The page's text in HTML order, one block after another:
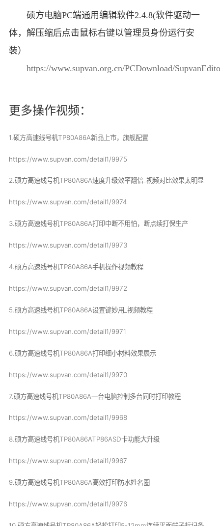
硕方电脑PC端通用编辑软件2.4.8(软件驱动一
体，解压缩后点击鼠标右键以管理员身份运行安
装）
https://www.supvan.org.cn/PCDownload/
更多操作视频：
1.硕方高速线号机TP80A86A新品上市，旗舰配置
https://www.supvan.com/detail1/9975
2.硕方高速线号机TP80A86A速度升级效率翻倍_视频对比效果太明显
https://www.supvan.com/detail1/9974
3.硕方高速线号机TP80A86A打印中断不用怕，断点续打保生产
https://www.supvan.com/detail1/9973
4.硕方高速线号机TP80A86A手机操作视频教程
https://www.supvan.com/detail1/9972
5.硕方高速线号机TP80A86A设置键妙用_视频教程
https://www.supvan.com/detail1/9971
6.硕方高速线号机TP80A86A打印细小材料效果展示
https://www.supvan.com/detail1/9970
7.硕方高速线号机TP80A86A一台电脑控制多台同时打印教程
https://www.supvan.com/detail1/9968
8.硕方高速线号机TP80A86ATP86ASD卡功能大升级
https://www.supvan.com/detail1/9967
9.硕方高速线号机TP80A86A高效打印防水姓名圈
https://www.supvan.com/detail1/9976